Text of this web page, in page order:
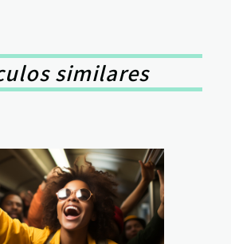
similares